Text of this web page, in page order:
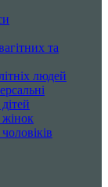
та
людей